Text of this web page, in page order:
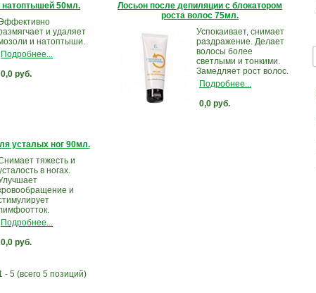
натоптышей 50мл.
и удаляет
и натоптыши.
Подробнее...
0,0 руб.
Лосьон после депиляции с блокатором
роста волос 75мл.
Успокаивает, снимает
раздражение. Делает
волосы более
светлыми и тонкими.
Замедляет рост волос.
Подробнее...
0,0 руб.
усталых ног 90мл.
тяжесть и
в ногах.
и
Подробнее...
0,0 руб.
- 5 (всего 5 позиций)